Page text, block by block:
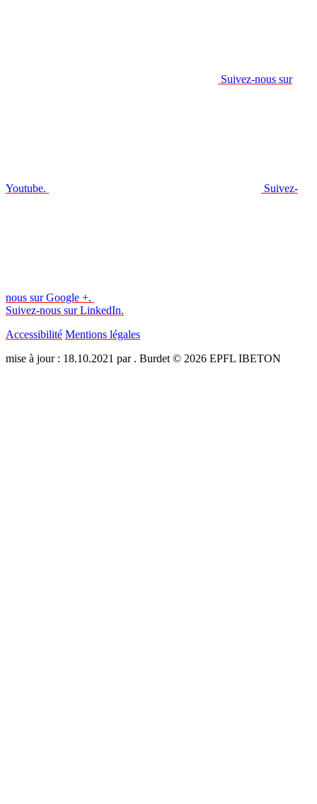
Suivez-nous sur
Youtube. Suivez-
nous sur Google +.
Suivez-nous sur LinkedIn.
Accessibilité Mentions légales
mise à jour : 18.10.2021 par . Burdet © 2026 EPFL IBETON